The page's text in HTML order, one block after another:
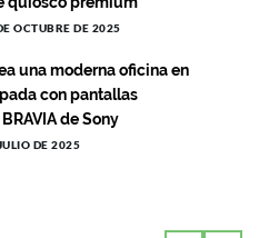
OCTUBRE DE 2025
una moderna oficina en
con pantallas
de Sony
DE 2025